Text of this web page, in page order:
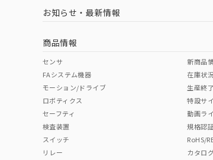
中国 RoHS 注意事項・凡例
中国 RoHS表
Pb Hg
（イギリス
（ノルウェー
お知らせ・最新情報
商品情報
センサ
FAシステム機器
モーション/ドライブ
ロボティクス
セーフティ
検査装置
スイッチ
リレー
新商品
在庫状
生産終
特設サ
動画ラ
規格認
RoHS/
カタロ